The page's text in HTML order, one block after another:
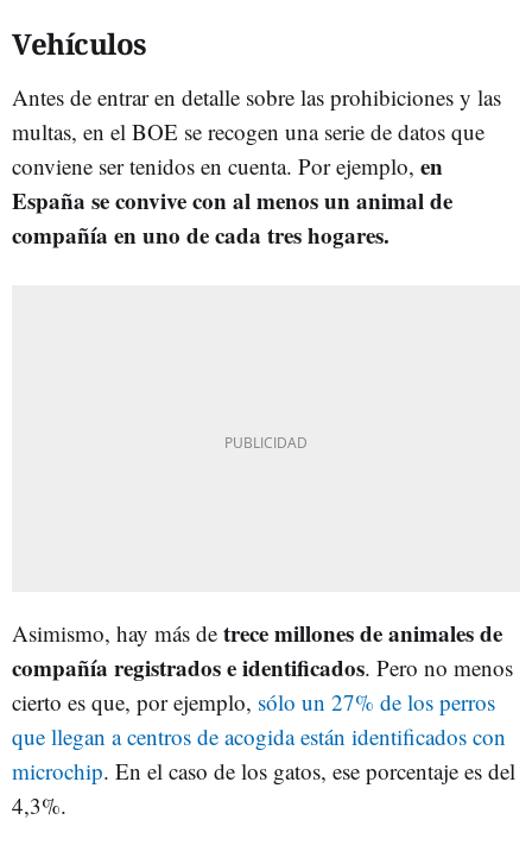
Vehículos
Antes de entrar en detalle sobre las prohibiciones y las
multas, en el BOE se recogen una serie de datos que
conviene ser tenidos en cuenta. Por ejemplo, en
España se convive con al menos un animal de
compañía en uno de cada tres hogares.
Asimismo, hay más de trece millones de animales de
compañía registrados e identificados. Pero no menos
cierto es que, por ejemplo, sólo un 27% de los perros
que llegan a centros de acogida están identificados con
microchip. En el caso de los gatos, ese porcentaje es del
4,3%.